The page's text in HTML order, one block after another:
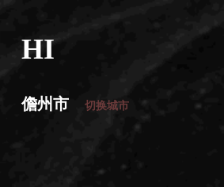
HI
儋州市 切换城市